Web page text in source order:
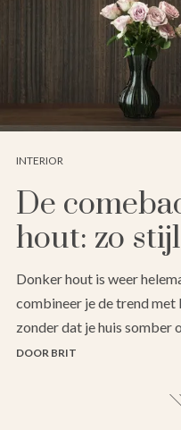
INTERIOR
De
hout: zo
Donker hout is weer
combineer je de trend met
zonder dat je huis somber
DOOR BRIT